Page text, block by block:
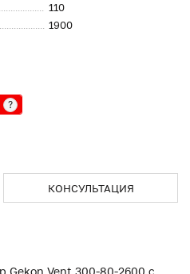
110
1900
?
КОНСУЛЬТАЦИЯ